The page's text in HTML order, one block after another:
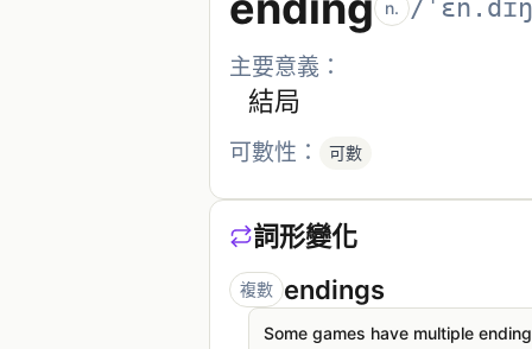
n. /
主要意義：
結局
可數性： 可數
詞形變化
複數 endings
Some games have multiple